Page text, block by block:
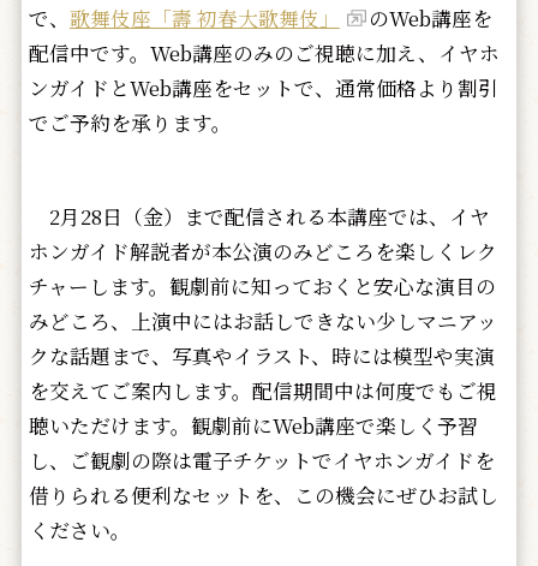
で、 歌舞伎座「壽 初春大歌舞伎」
のWeb講座を
配信中です。Web講座のみのご視聴に加え、イヤホ
ンガイドとWeb講座をセットで、通常価格より割引
でご予約を承ります。
2月28日（金）まで配信される本講座では、イヤ
ホンガイド解説者が本公演のみどころを楽しくレク
チャーします。観劇前に知っておくと安心な演目の
みどころ、上演中にはお話しできない少しマニアッ
クな話題まで、写真やイラスト、時には模型や実演
を交えてご案内します。配信期間中は何度でもご視
聴いただけます。観劇前にWeb講座で楽しく予習
し、ご観劇の際は電子チケットでイヤホンガイドを
借りられる便利なセットを、この機会にぜひお試し
ください。